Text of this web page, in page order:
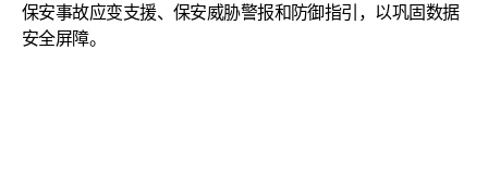
保安事故应变支援、保安威胁警报和防御指引，以巩固数据
安全屏障。